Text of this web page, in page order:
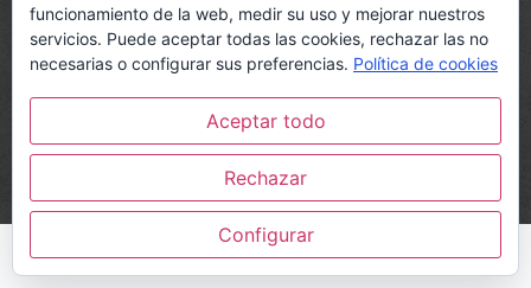
© www.javiercorreaescritor.com
Política de privacidad y Aviso legal|Política de cookies
|Opiniones Círculo Rojo Editorial|Diseño web
funcionamiento de la web, medir su uso y mejorar nuestros
servicios. Puede aceptar todas las cookies, rechazar las no
necesarias o configurar sus preferencias. Política de cookies
Aceptar todo
Rechazar
Configurar